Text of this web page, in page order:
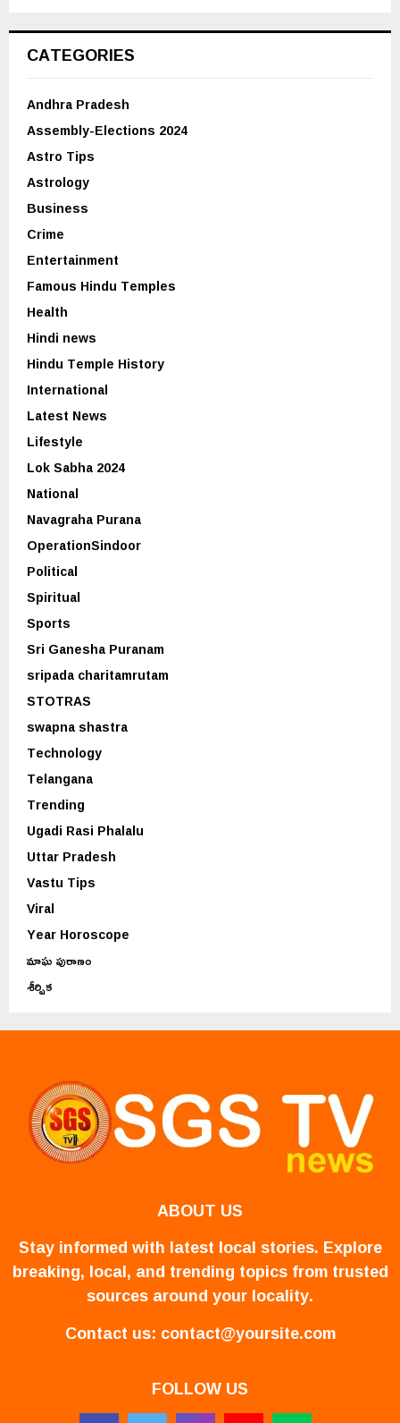
CATEGORIES
Andhra Pradesh
Assembly-Elections 2024
Astro Tips
Astrology
Business
Crime
Entertainment
Famous Hindu Temples
Health
Hindi news
Hindu Temple History
International
Latest News
Lifestyle
Lok Sabha 2024
National
Navagraha Purana
OperationSindoor
Political
Spiritual
Sports
Sri Ganesha Puranam
sripada charitamrutam
STOTRAS
swapna shastra
Technology
Telangana
Trending
Ugadi Rasi Phalalu
Uttar Pradesh
Vastu Tips
Viral
Year Horoscope
మాఘ పురాణం
శీర్షిక
ABOUT US
Stay informed with latest local stories. Explore
breaking, local, and trending topics from trusted
sources around your locality.
Contact us: contact@yoursite.com
FOLLOW US